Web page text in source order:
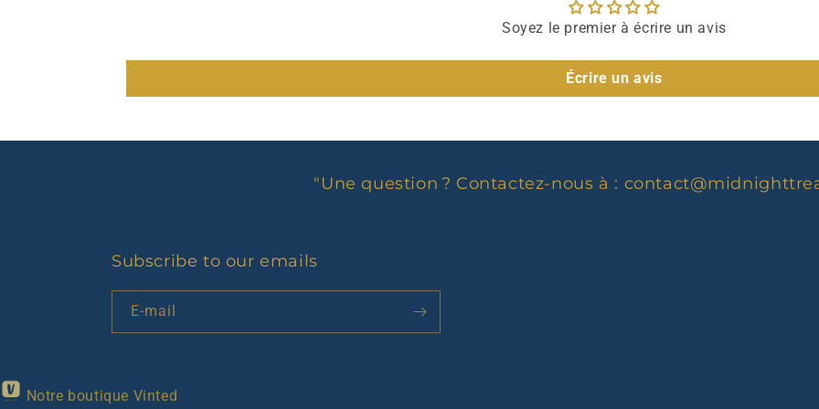
Soyez le premier à écrire un avis
Écrire un avis
"Une question ? Contactez-nous à :
Subscribe to our emails
E-mail
Notre boutique Vinted